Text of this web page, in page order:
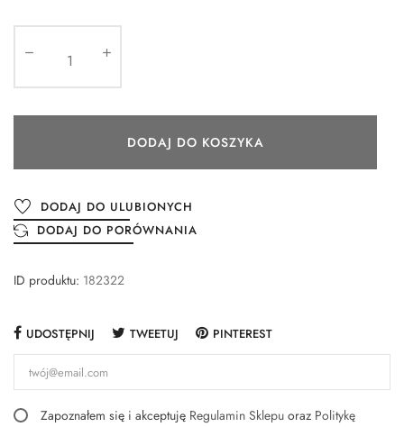
DODAJ DO KOSZYKA
DODAJ DO ULUBIONYCH
DODAJ DO PORÓWNANIA
ID produktu: 182322
UDOSTĘPNIJ TWEETUJ PINTEREST
Zapoznałem się i akceptuję Regulamin Sklepu oraz Politykę